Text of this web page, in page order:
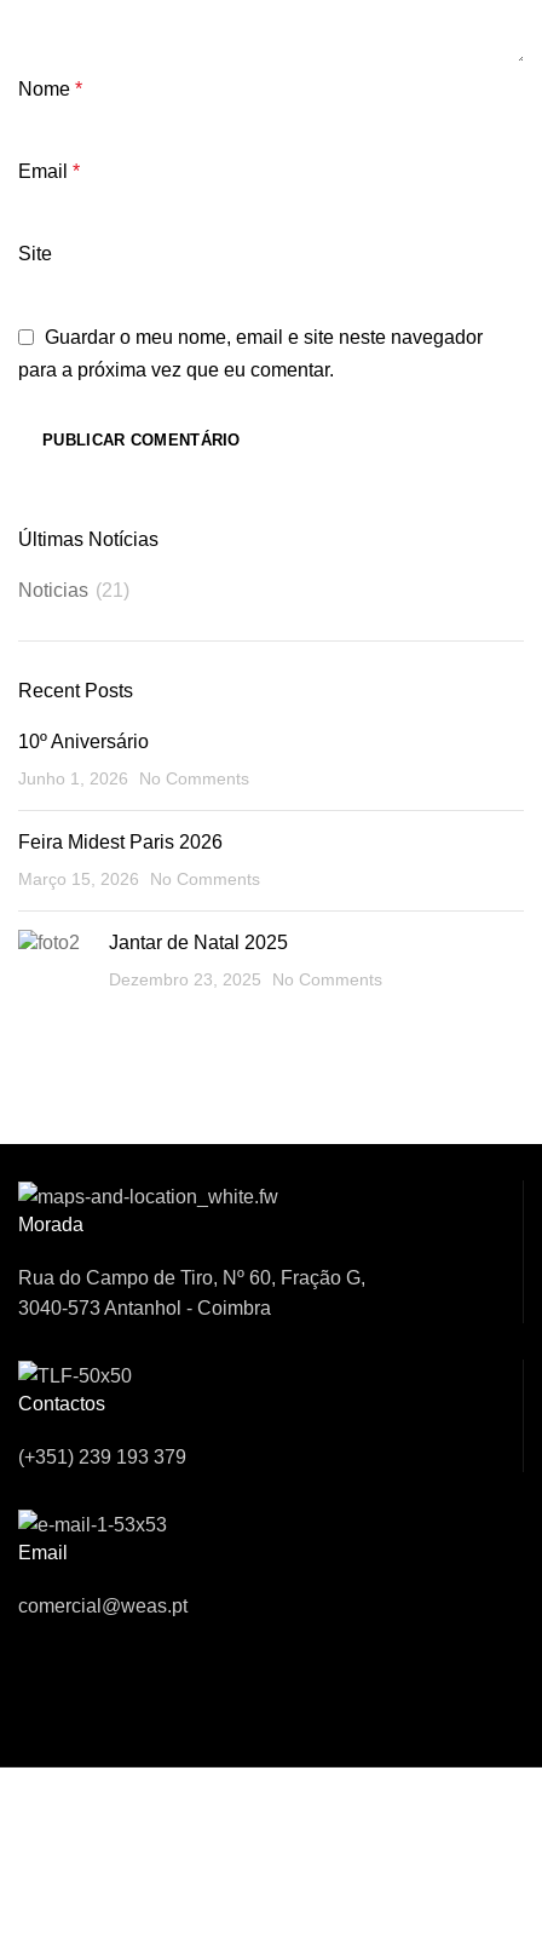
Nome *
Email *
Site
Guardar o meu nome, email e site neste navegador
para a próxima vez que eu comentar.
Últimas Notícias
Noticias (21)
Recent Posts
10º Aniversário
Junho 1, 2026 No Comments
Feira Midest Paris 2026
Março 15, 2026 No Comments
Jantar de Natal 2025
Dezembro 23, 2025 No Comments
Morada
Rua do Campo de Tiro, Nº 60, Fração G,
3040-573 Antanhol - Coimbra
Contactos
(+351) 239 193 379
Email
comercial@weas.pt